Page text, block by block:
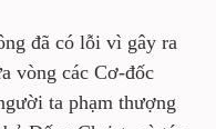
đã có lỗi vì gây ra
vòng các Cơ-đốc
ta phạm thượng